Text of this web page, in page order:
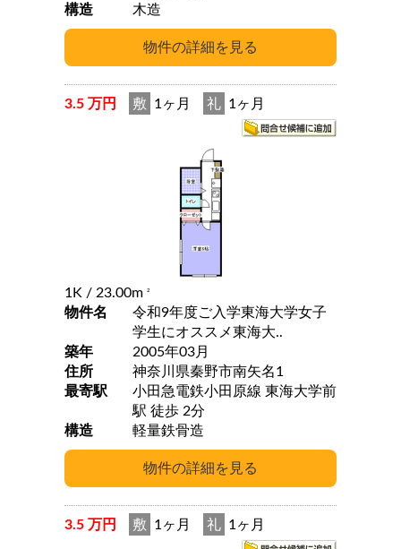
構造
木造
3.5 万円 敷 1ヶ月 礼 1ヶ月
1K / 23.00m 2
物件名
令和9年度ご入学東海大学女子
学生にオススメ東海大..
築年
2005年03月
住所
神奈川県秦野市南矢名1
最寄駅
小田急電鉄小田原線 東海大学前
駅 徒歩 2分
構造
軽量鉄骨造
3.5 万円 敷 1ヶ月 礼 1ヶ月